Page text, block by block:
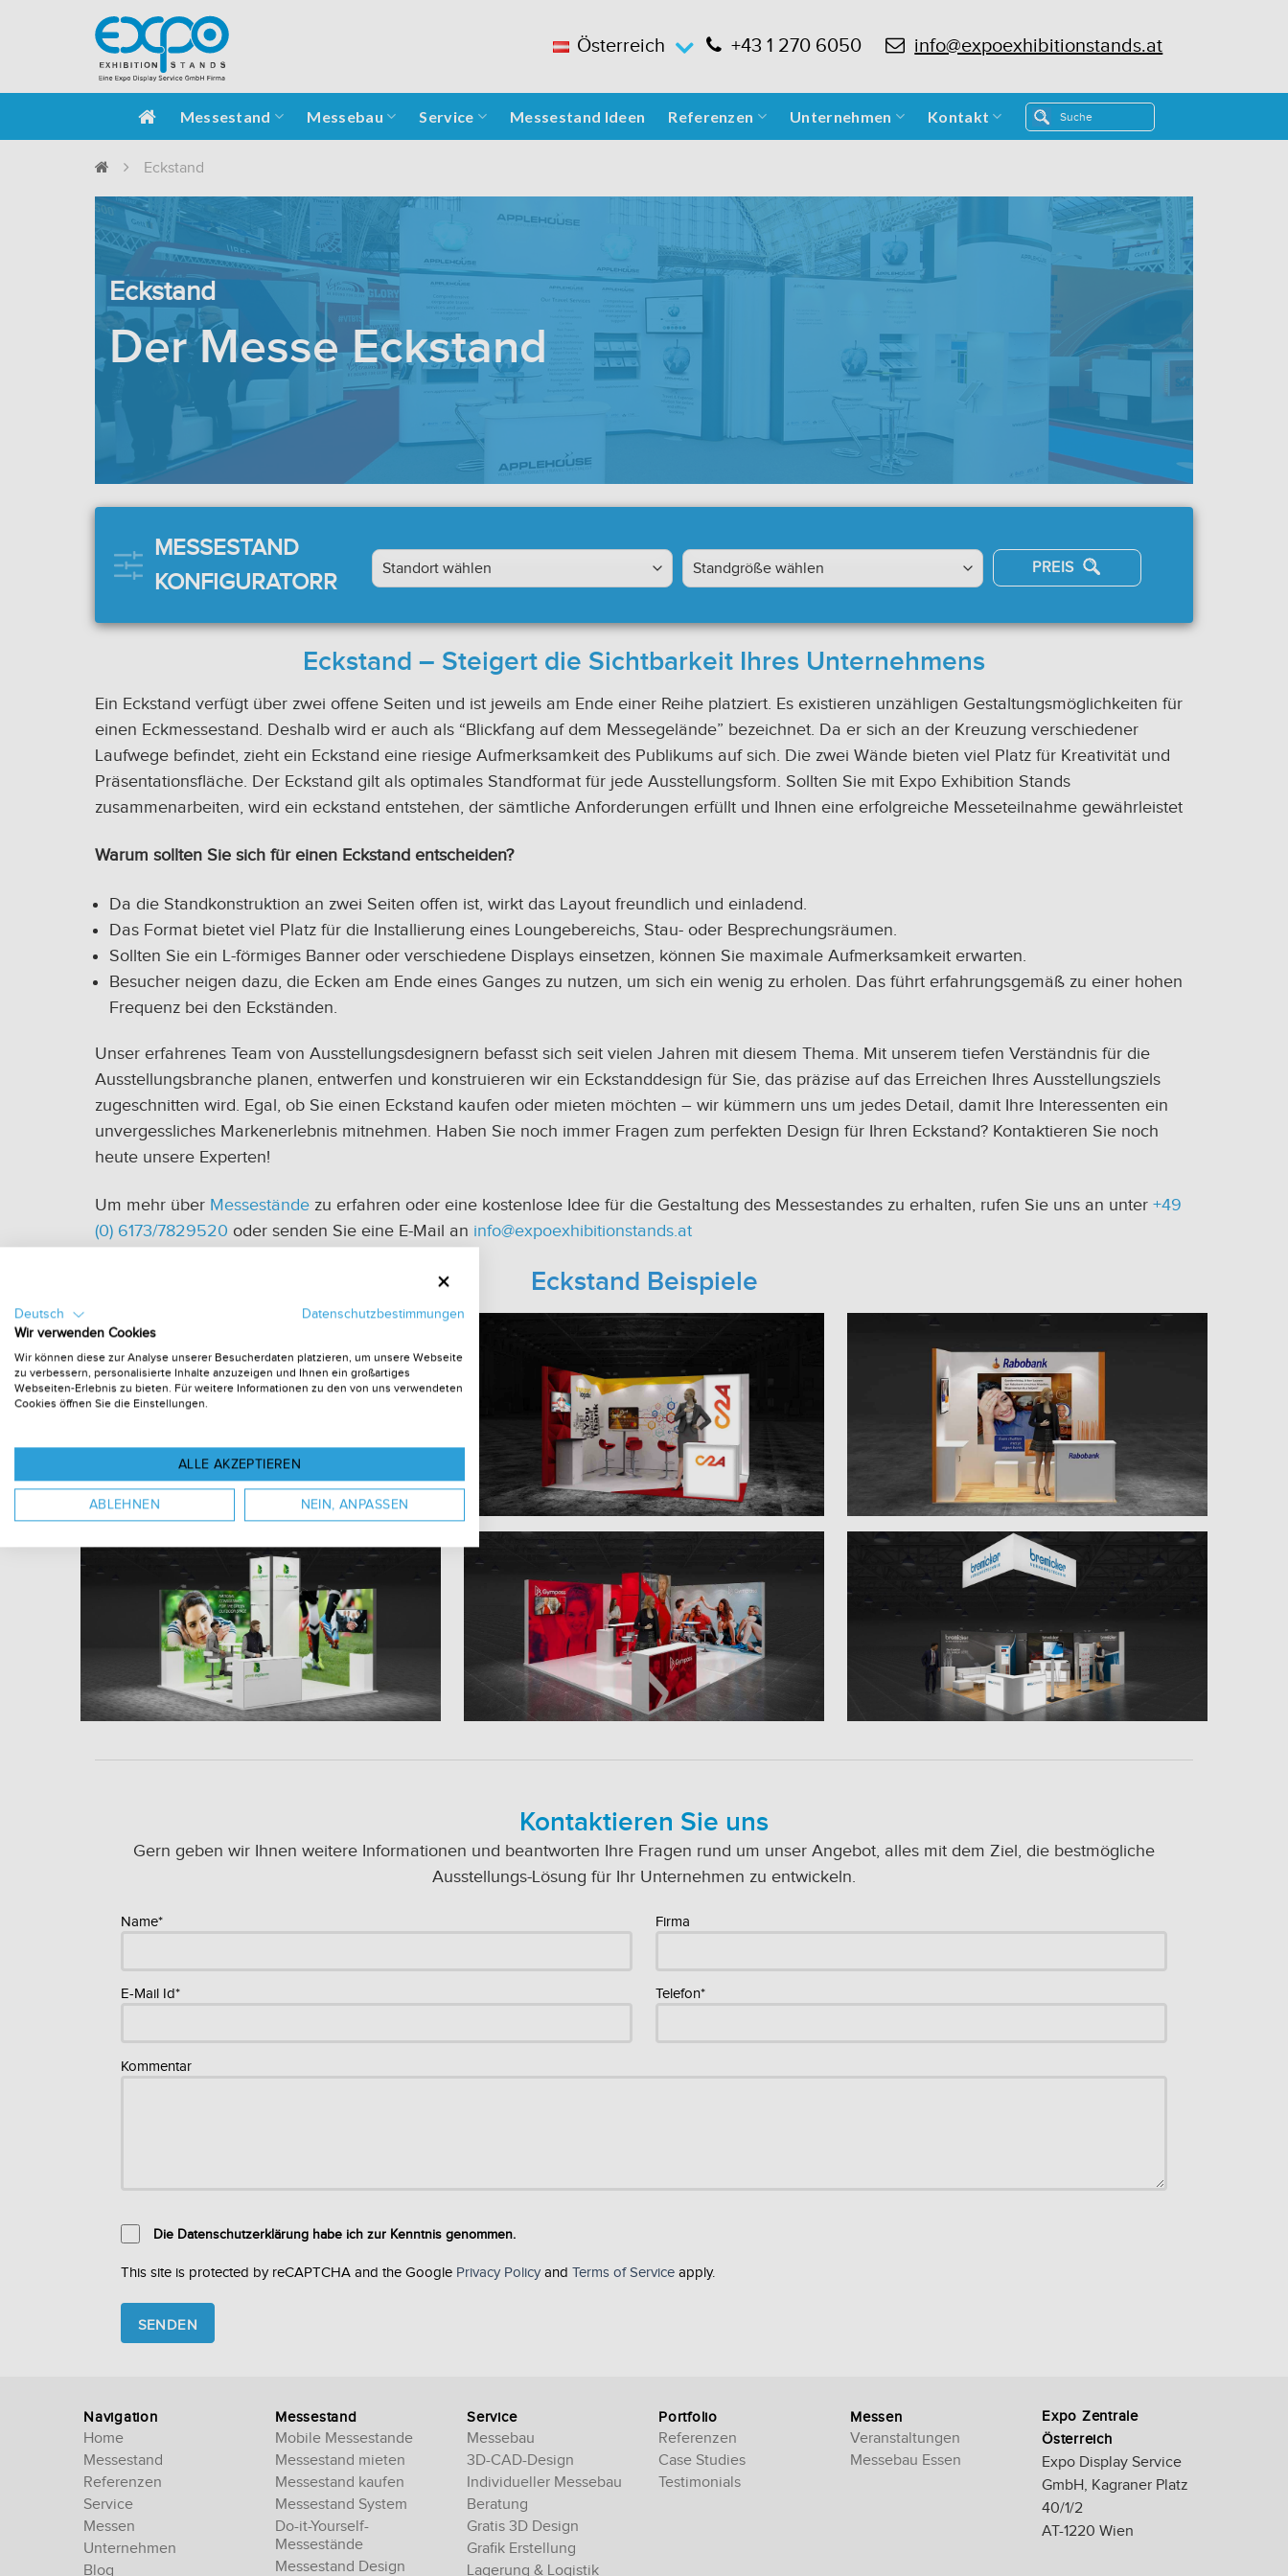
Österreich +43 1 270 6050 info@expoexhibitionstands.at
Messestand Messebau Service Messestand Ideen Referenzen Unternehmen Kontakt
Eckstand
Eckstand
Der Messe Eckstand
MESSESTAND
KONFIGURATORR
PREIS
Eckstand – Steigert die Sichtbarkeit Ihres Unternehmens
Ein Eckstand verfügt über zwei offene Seiten und ist jeweils am Ende einer Reihe platziert. Es existieren unzähligen Gestaltungsmöglichkeiten für
einen Eckmessestand. Deshalb wird er auch als “Blickfang auf dem Messegelände” bezeichnet. Da er sich an der Kreuzung verschiedener
Laufwege befindet, zieht ein Eckstand eine riesige Aufmerksamkeit des Publikums auf sich. Die zwei Wände bieten viel Platz für Kreativität und
Präsentationsfläche. Der Eckstand gilt als optimales Standformat für jede Ausstellungsform. Sollten Sie mit Expo Exhibition Stands
zusammenarbeiten, wird ein eckstand entstehen, der sämtliche Anforderungen erfüllt und Ihnen eine erfolgreiche Messeteilnahme gewährleistet
Warum sollten Sie sich für einen Eckstand entscheiden?
Da die Standkonstruktion an zwei Seiten offen ist, wirkt das Layout freundlich und einladend.
Das Format bietet viel Platz für die Installierung eines Loungebereichs, Stau- oder Besprechungsräumen.
Sollten Sie ein L-förmiges Banner oder verschiedene Displays einsetzen, können Sie maximale Aufmerksamkeit erwarten.
Besucher neigen dazu, die Ecken am Ende eines Ganges zu nutzen, um sich ein wenig zu erholen. Das führt erfahrungsgemäß zu einer hohen
Frequenz bei den Eckständen.
Unser erfahrenes Team von Ausstellungsdesignern befasst sich seit vielen Jahren mit diesem Thema. Mit unserem tiefen Verständnis für die
Ausstellungsbranche planen, entwerfen und konstruieren wir ein Eckstanddesign für Sie, das präzise auf das Erreichen Ihres Ausstellungsziels
zugeschnitten wird. Egal, ob Sie einen Eckstand kaufen oder mieten möchten – wir kümmern uns um jedes Detail, damit Ihre Interessenten ein
unvergessliches Markenerlebnis mitnehmen. Haben Sie noch immer Fragen zum perfekten Design für Ihren Eckstand? Kontaktieren Sie noch
heute unsere Experten!
Um mehr über Messestände zu erfahren oder eine kostenlose Idee für die Gestaltung des Messestandes zu erhalten, rufen Sie uns an unter +49
(0) 6173/7829520 oder senden Sie eine E-Mail an info@expoexhibitionstands.at
Eckstand Beispiele
Kontaktieren Sie uns
Gern geben wir Ihnen weitere Informationen und beantworten Ihre Fragen rund um unser Angebot, alles mit dem Ziel, die bestmögliche
Ausstellungs-Lösung für Ihr Unternehmen zu entwickeln.
Name* Firma
E-Mail Id* Telefon*
Kommentar
Die Datenschutzerklärung habe ich zur Kenntnis genommen.
This site is protected by reCAPTCHA and the Google Privacy Policy and Terms of Service apply.
leave
this
field
Navigation
Home
Messestand
Referenzen
Service
Messen
Unternehmen
Blog
Messestand
Mobile Messestande
Messestand mieten
Messestand kaufen
Messestand System
Do-it-Yourself-
Messestände
Messestand Design
Service
Messebau
3D-CAD-Design
Individueller Messebau
Beratung
Gratis 3D Design
Grafik Erstellung
Lagerung & Logistik
Portfolio
Referenzen
Case Studies
Testimonials
Messen
Veranstaltungen
Messebau Essen
Expo Zentrale
Österreich
Expo Display Service
GmbH, Kagraner Platz
40/1/2
AT-1220 Wien
Deutsch
Datenschutzbestimmungen
Wir verwenden Cookies
Wir können diese zur Analyse unserer Besucherdaten platzieren, um unsere Webseite
zu verbessern, personalisierte Inhalte anzuzeigen und Ihnen ein großartiges
Webseiten-Erlebnis zu bieten. Für weitere Informationen zu den von uns verwendeten
Cookies öffnen Sie die Einstellungen.
ALLE AKZEPTIEREN
ABLEHNEN NEIN, ANPASSEN